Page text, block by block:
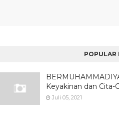
POPULAR
Keyakinan dan
Juli 05, 2021